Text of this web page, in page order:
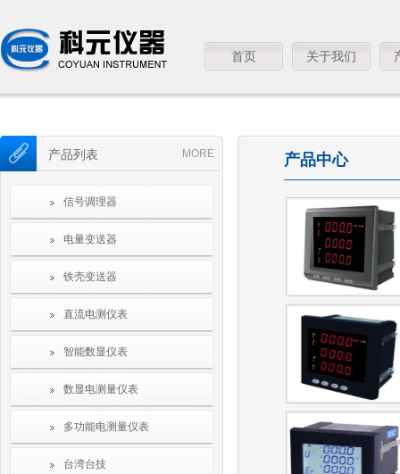
首页 关于我们
MORE
产品列表
信号调理器
电量变送器
铁壳变送器
直流电测仪表
智能数显仪表
数显电测量仪表
多功能电测量仪表
台湾台技
产品中心